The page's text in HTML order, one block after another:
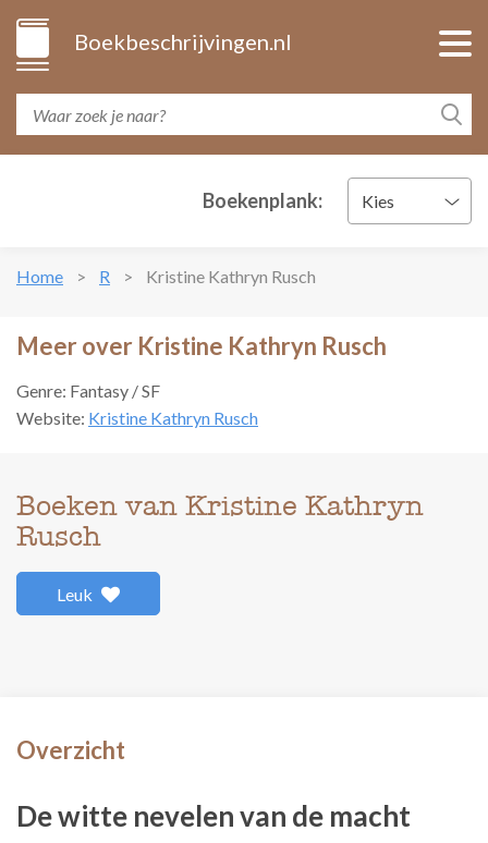
Boekbeschrijvingen.nl
Boekenplank: Kies
Home R Kristine Kathryn Rusch
Meer over Kristine Kathryn Rusch
Genre: Fantasy / SF
Website: Kristine Kathryn Rusch
Boeken van Kristine Kathryn
Rusch
Leuk
Overzicht
De witte nevelen van de macht